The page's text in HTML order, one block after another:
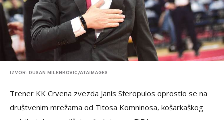
IZVOR: DUSAN MILENKOVIC/ATAIMAGES
Trener KK Crvena zvezda Janis Sferopulos oprostio se na
društvenim mrežama od Titosa Komninosa, košarkaškog